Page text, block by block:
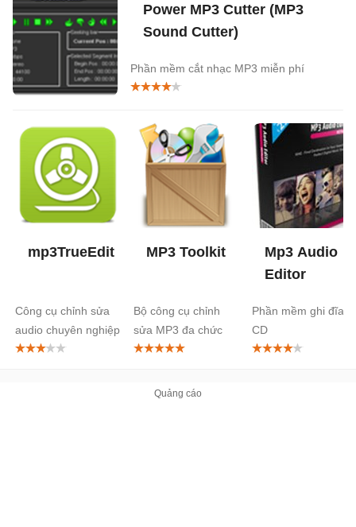
Power MP3 Cutter (MP3
Sound Cutter)
Phần mềm cắt nhạc MP3 miễn phí
mp3TrueEdit
Công cụ chỉnh sửa
audio chuyên nghiệp
MP3 Toolkit
Bộ công cụ chỉnh
sửa MP3 đa chức
năng
Mp3 Audio
Editor
Phần mềm ghi đĩa
CD